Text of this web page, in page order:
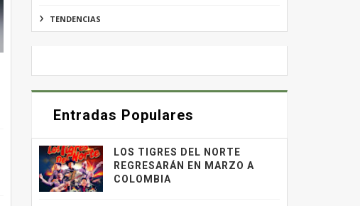
TENDENCIAS
Entradas Populares
LOS TIGRES DEL NORTE
REGRESARÁN EN MARZO A
COLOMBIA